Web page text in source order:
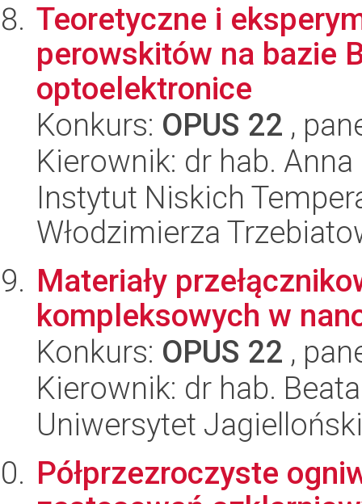
Teoretyczne i
perowskitów na bazie
optoelektronice
Konkurs: OPUS 22 ,
Kierownik: dr hab.
Instytut Niskich
Włodzimierza
Materiały
kompleksowych w
Konkurs: OPUS 22 ,
Kierownik: dr hab.
Uniwersytet
Półprzezroczyste